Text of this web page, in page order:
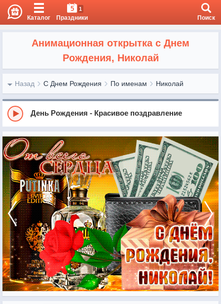
Каталог
5 1
Праздники Поиск
Анимационная открытка с Днем
Рождения, Николай
Назад С Днем Рождения По именам Николай
День Рождения - Красивое поздравление